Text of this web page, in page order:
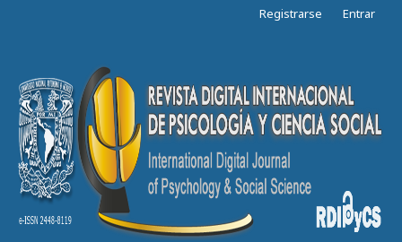
Registrarse Entrar